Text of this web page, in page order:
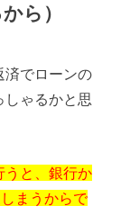
ら）
済でローンの
しゃるかと思
うと、銀行か
まうからで